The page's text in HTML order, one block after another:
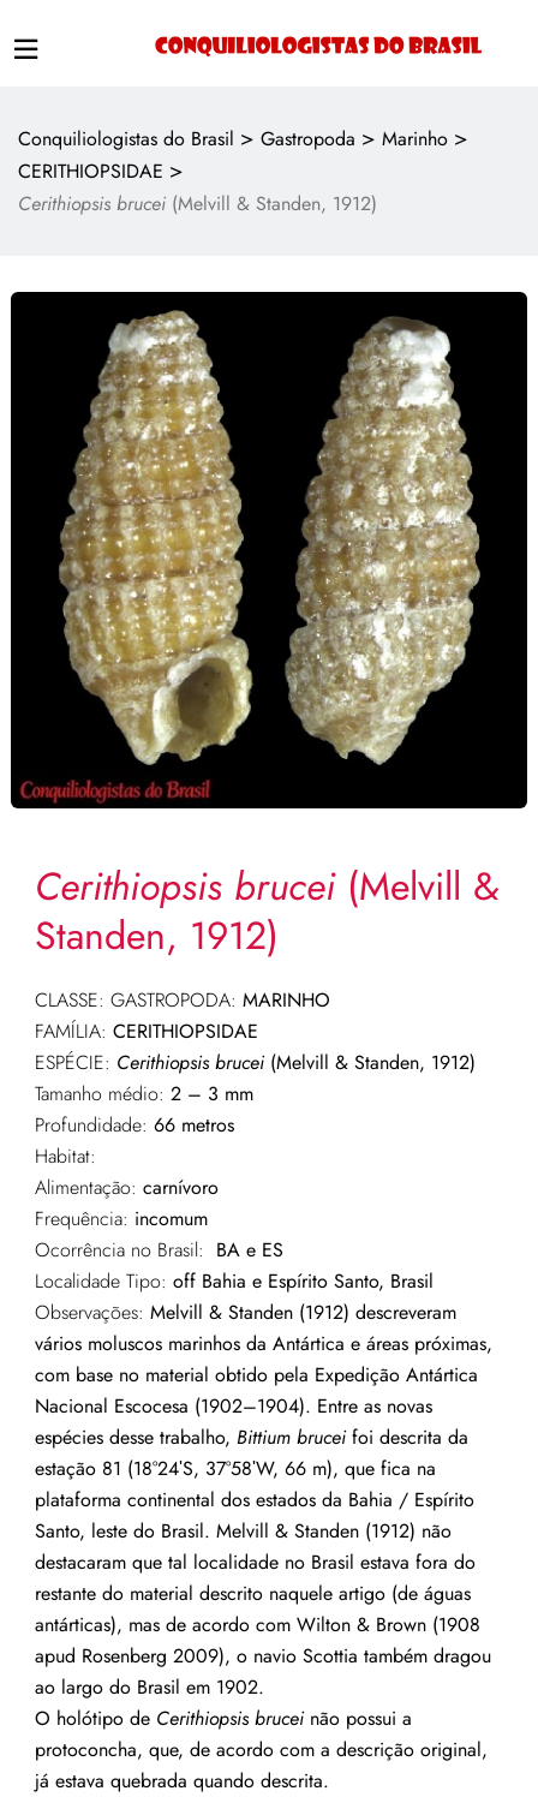
Conquiliologistas do Brasil > Gastropoda > Marinho >
CERITHIOPSIDAE >
Cerithiopsis brucei (Melvill & Standen, 1912)
Cerithiopsis brucei(Melvill &
Standen, 1912)
CLASSE: GASTROPODA: MARINHO
FAMÍLIA: CERITHIOPSIDAE
ESPÉCIE: Cerithiopsis brucei(Melvill & Standen, 1912)
Tamanho médio: 2 – 3 mm
Profundidade: 66 metros
Habitat:
Alimentação: carnívoro
Frequência: incomum
Ocorrência no Brasil: BA e ES
Localidade Tipo: off Bahia e Espírito Santo, Brasil
Observações: Melvill & Standen (1912) descreveram
vários moluscos marinhos da Antártica e áreas próximas,
com base no material obtido pela Expedição Antártica
Nacional Escocesa (1902–1904). Entre as novas
espécies desse trabalho, Bittium bruceifoi descrita da
estação 81 (18°24ʹS, 37°58ʹW, 66 m), que fica na
plataforma continental dos estados da Bahia / Espírito
Santo, leste do Brasil. Melvill & Standen (1912) não
destacaram que tal localidade no Brasil estava fora do
restante do material descrito naquele artigo (de águas
antárticas), mas de acordo com Wilton & Brown (1908
apud Rosenberg 2009), o navio Scottia também dragou
ao largo do Brasil em 1902.
O holótipo de Cerithiopsis bruceinão possui a
protoconcha, que, de acordo com a descrição original,
já estava quebrada quando descrita.